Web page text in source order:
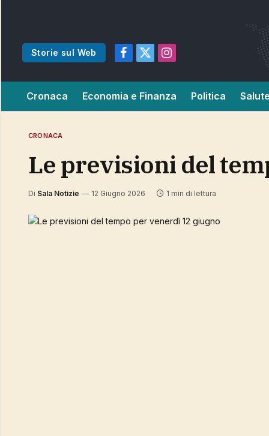
Storie sul Web
Facebook
X
Instagram
Cronaca Economia e Finanza Politica
CRONACA
Le previsioni del
Di Sala Notizie 12 Giugno 2026 1 min di lettura